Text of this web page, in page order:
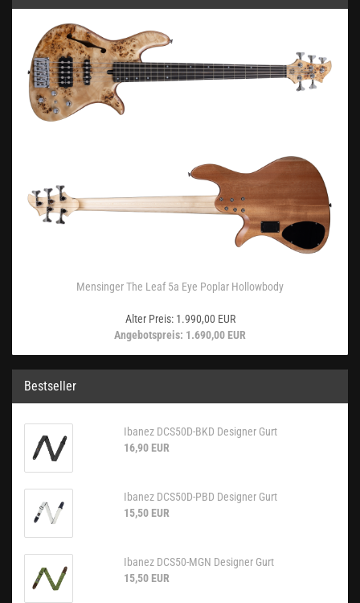
Mensinger The Leaf 5a Eye Poplar Hollowbody
Alter Preis: 1.990,00 EUR
Angebotspreis: 1.690,00 EUR
Bestseller
Ibanez DCS50D-BKD Designer Gurt
16,90 EUR
Ibanez DCS50D-PBD Designer Gurt
15,50 EUR
Ibanez DCS50-MGN Designer Gurt
15,50 EUR